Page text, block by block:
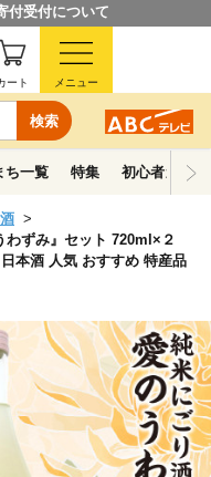
付受付について
検索
ート メニュー
ち一覧 特集 初心者ガイド
わずみ』セット 720ml×２
本酒 人気 おすすめ 特産品